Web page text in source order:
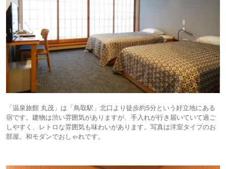
「温泉旅館 丸茂」は「鳥取駅」北口より徒歩約5分という好立地にある
宿です。建物は渋い雰囲気がありますが、手入れが行き届いていて過ご
しやすく、レトロな雰囲気も味わいがあります。写真は洋室タイプのお
部屋。和モダンでおしゃれです。